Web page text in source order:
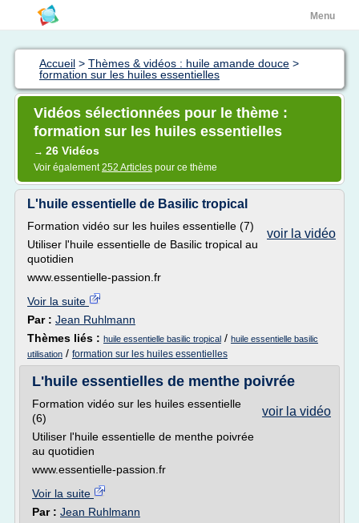
Menu
Accueil > Thèmes & vidéos : huile amande douce >
formation sur les huiles essentielles
Vidéos sélectionnées pour le thème :
formation sur les huiles essentielles
→ 26 Vidéos
Voir également252 Articles pour ce thème
L'huile essentielle de Basilic tropical
voir la vidéo
Formation vidéo sur les huiles essentielle (7)
Utiliser l'huile essentielle de Basilic tropical au
quotidien
www.essentielle-passion.fr
Voir la suite
Par : Jean Ruhlmann
Thèmes liés : huile essentielle basilic tropical / huile essentielle basilic
utilisation / formation sur les huiles essentielles
L'huile essentielles de menthe poivrée
voir la vidéo
Formation vidéo sur les huiles essentielle
(6)
Utiliser l'huile essentielle de menthe poivrée
au quotidien
www.essentielle-passion.fr
Voir la suite
Par : Jean Ruhlmann